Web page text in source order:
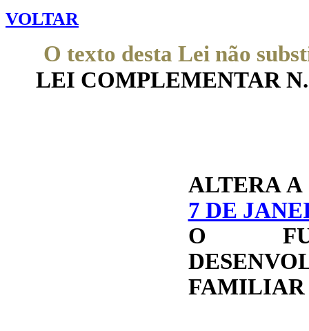
VOLTAR
O texto desta Lei não
LEI COMPLEMENTAR
ALTERA A
7 DE
O